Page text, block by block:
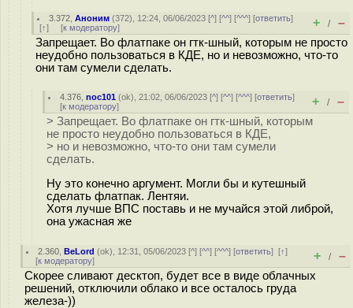
3.372 ,Аноним (372), 12:24, 06/06/2023 [^] [^^] [^^^] [ответить]
[↑] [к модератору] + / –
Запрещает. Во флатпаке он гтк-шный, которым не просто
неудобно пользоваться в КДЕ, но и невозможно, что-то
они там сумели сделать.
4.376 ,noc101 (ok), 21:02, 06/06/2023 [^] [^^] [^^^] [ответить]
[к модератору] + / –
> Запрещает. Во флатпаке он гтк-шный, которым
не просто неудобно пользоваться в КДЕ,
> но и невозможно, что-то они там сумели
сделать.
Ну это конечно аргумент. Могли бы и кутешный
сделать флатпак. Лентяи.
Хотя лучше ВПС поставь и не мучайся этой либрой,
она ужасная же
2.360 ,BeLord (ok), 12:31, 05/06/2023 [^] [^^] [^^^] [ответить][↑]
[к модератору] + / –
Скорее сливают десктоп, будет все в виде облачных
решений, отключили облако и все осталось груда
железа-))